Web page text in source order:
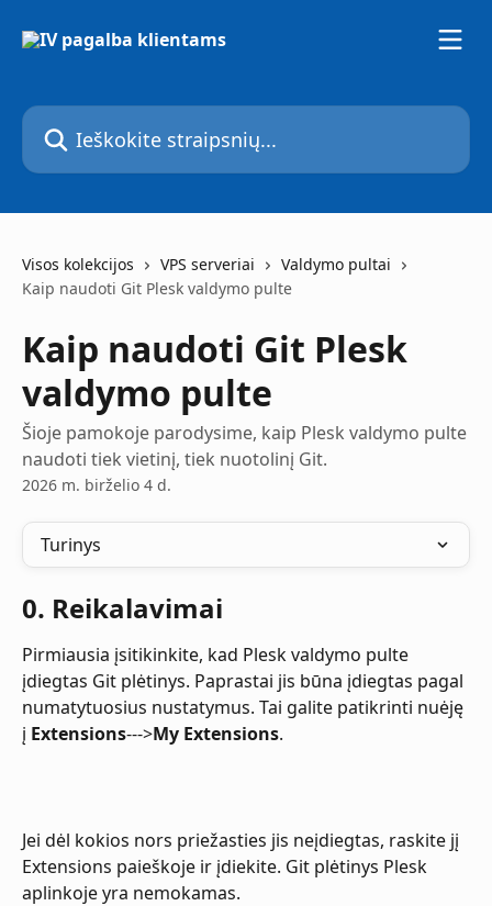
Ieškokite straipsnių...
Visos kolekcijos VPS serveriai
Valdymo pultai
Kaip naudoti Git Plesk valdymo pulte
Kaip naudoti Git Plesk
valdymo pulte
Šioje pamokoje parodysime, kaip Plesk valdymo pulte
naudoti tiek vietinį, tiek nuotolinį Git.
2026 m. birželio 4 d.
Turinys
0. Reikalavimai
Pirmiausia įsitikinkite, kad Plesk valdymo pulte
įdiegtas Git plėtinys. Paprastai jis būna įdiegtas pagal
numatytuosius nustatymus. Tai galite patikrinti nuėję
į Extensions--->My Extensions.
Jei dėl kokios nors priežasties jis neįdiegtas, raskite jį
Extensions paieškoje ir įdiekite. Git plėtinys Plesk
aplinkoje yra nemokamas.